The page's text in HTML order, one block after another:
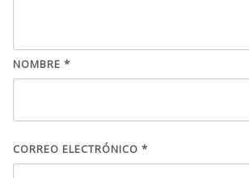
NOMBRE *
CORREO ELECTRÓNICO *